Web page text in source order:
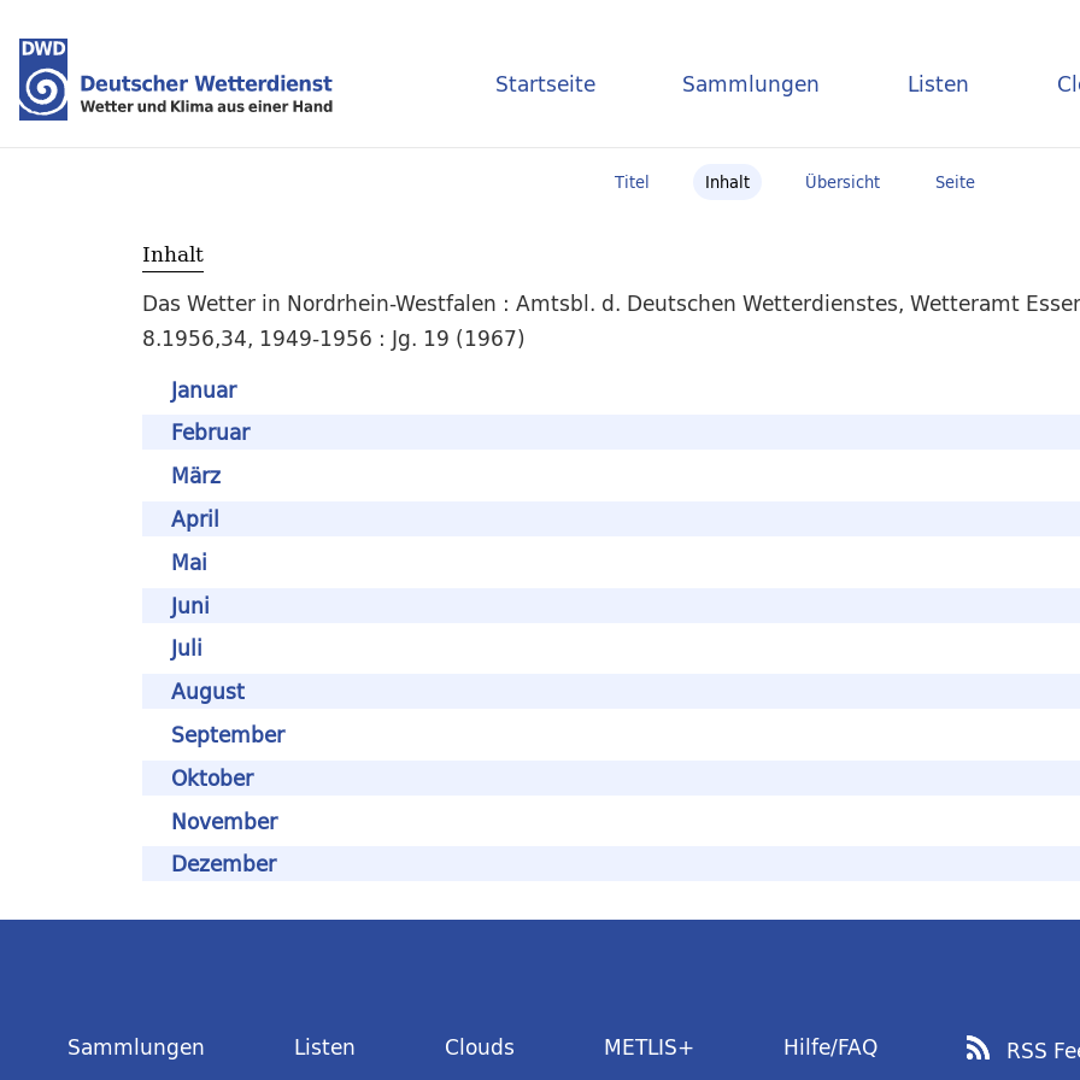
Startseite Sammlungen Listen
Titel Inhalt Übersicht Seite
Inhalt
Das Wetter in Nordrhein-Westfalen : Amtsbl. d. Deutschen Wetterdienstes, Wetteramt
8.1956,34, 1949-1956 : Jg. 19 (1967)
Januar
Februar
März
April
Mai
Juni
Juli
August
September
Oktober
November
Dezember
Sammlungen Listen Clouds METLIS+ Hilfe/FAQ RSS